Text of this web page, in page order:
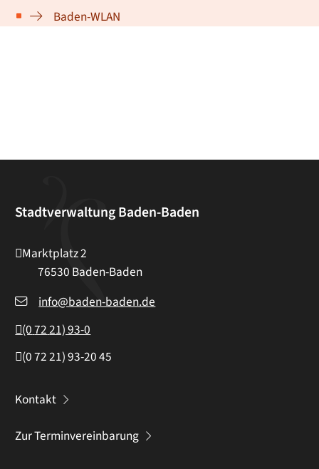
Baden-WLAN
Stadtverwaltung Baden-Baden
Marktplatz 2
76530 Baden-Baden
info@baden-baden.de
(07221) 93-0
(07221) 93-2045
Kontakt
Zur Terminvereinbarung